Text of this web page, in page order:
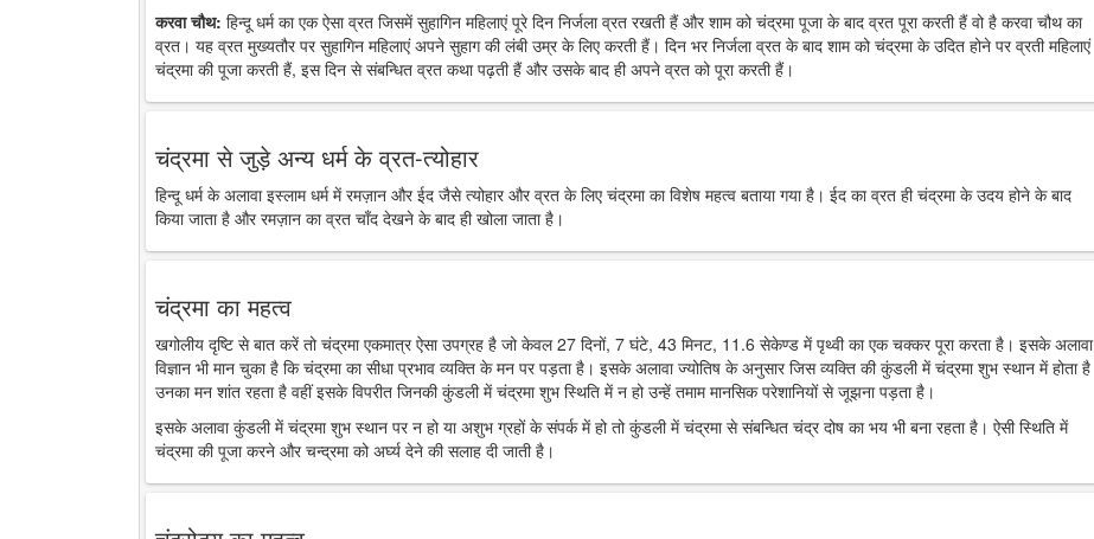
करवा चौथ: हिन्दू धर्म का एक ऐसा व्रत जिसमें सुहागिन महिलाएं पूरे दिन निर्जला व्रत रखती हैं और शाम को चंद्रमा पूजा के बाद व्रत पूरा करती हैं वो है करवा चौथ का
व्रत। यह व्रत मुख्यतौर पर सुहागिन महिलाएं अपने सुहाग की लंबी उम्र के लिए करती हैं। दिन भर निर्जला व्रत के बाद शाम को चंद्रमा के उदित होने पर व्रती महिलाएं
चंद्रमा की पूजा करती हैं, इस दिन से संबन्धित व्रत कथा पढ़ती हैं और उसके बाद ही अपने व्रत को पूरा करती हैं।
चंद्रमा से जुड़े अन्य धर्म के व्रत-त्योहार
हिन्दू धर्म के अलावा इस्लाम धर्म में रमज़ान और ईद जैसे त्योहार और व्रत के लिए चंद्रमा का विशेष महत्व बताया गया है। ईद का व्रत ही चंद्रमा के उदय होने के बाद
किया जाता है और रमज़ान का व्रत चाँद देखने के बाद ही खोला जाता है।
चंद्रमा का महत्व
खगोलीय दृष्टि से बात करें तो चंद्रमा एकमात्र ऐसा उपग्रह है जो केवल 27 दिनों, 7 घंटे, 43 मिनट, 11.6 सेकेण्ड में पृथ्वी का एक चक्कर पूरा करता है। इसके अलावा
विज्ञान भी मान चुका है कि चंद्रमा का सीधा प्रभाव व्यक्ति के मन पर पड़ता है। इसके अलावा ज्योतिष के अनुसार जिस व्यक्ति की कुंडली में चंद्रमा शुभ स्थान में होता है
उनका मन शांत रहता है वहीं इसके विपरीत जिनकी कुंडली में चंद्रमा शुभ स्थिति में न हो उन्हें तमाम मानसिक परेशानियों से जूझना पड़ता है।
इसके अलावा कुंडली में चंद्रमा शुभ स्थान पर न हो या अशुभ ग्रहों के संपर्क में हो तो कुंडली में चंद्रमा से संबन्धित चंद्र दोष का भय भी बना रहता है। ऐसी स्थिति में
चंद्रमा की पूजा करने और चन्द्रमा को अर्घ्य देने की सलाह दी जाती है।